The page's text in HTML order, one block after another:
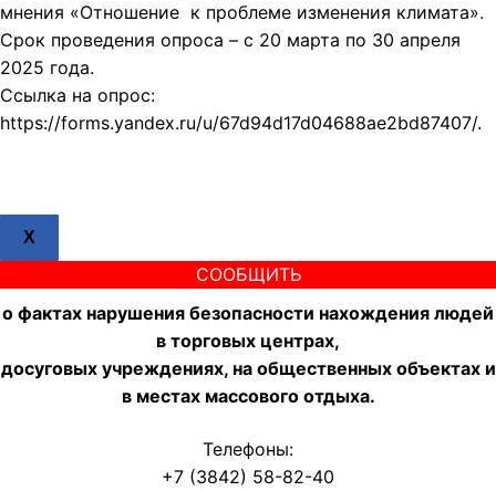
мнения «Отношение к проблеме изменения климата».
Срок проведения опроса – с 20 марта по 30 апреля
2025 года.
Ссылка на опрос:
https://forms.yandex.ru/u/67d94d17d04688ae2bd87407/.
X
СООБЩИТЬ
о фактах нарушения безопасности нахождения людей
в торговых центрах,
досуговых учреждениях, на общественных объектах и
в местах массового отдыха.
Телефоны:
+7 (3842) 58-82-40